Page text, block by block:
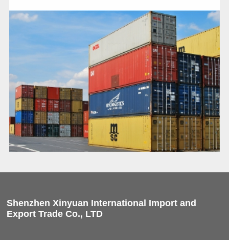
Shenzhen Xinyuan International Import and
Export Trade Co., LTD